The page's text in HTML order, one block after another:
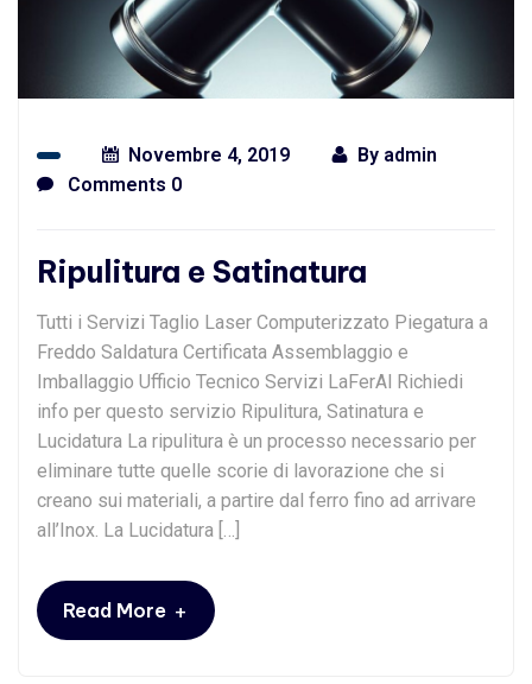
Novembre 4, 2019 By admin
Comments 0
Ripulitura e Satinatura
Tutti i Servizi Taglio Laser Computerizzato Piegatura a
Freddo Saldatura Certificata Assemblaggio e
Imballaggio Ufficio Tecnico Servizi LaFerAl Richiedi
info per questo servizio Ripulitura, Satinatura e
Lucidatura La ripulitura è un processo necessario per
eliminare tutte quelle scorie di lavorazione che si
creano sui materiali, a partire dal ferro fino ad arrivare
all’Inox. La Lucidatura […]
Read More +